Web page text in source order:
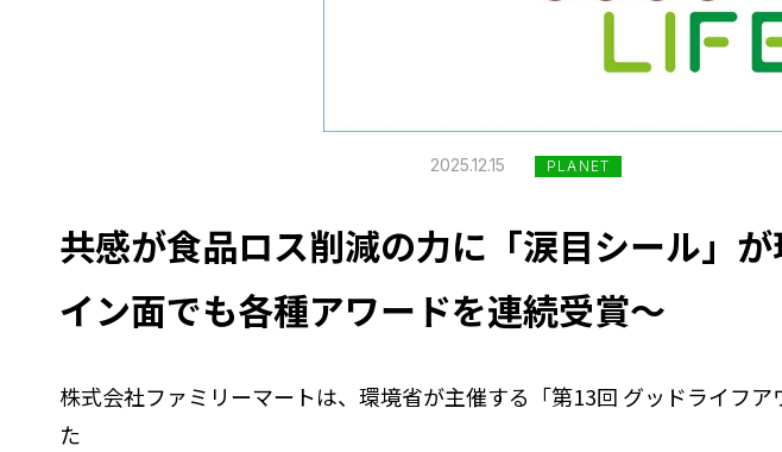
2025.12.15 PLANET
共感が食品ロス削減の力に「涙目シール」
イン面でも各種アワードを連続受賞～
株式会社ファミリーマートは、環境省が主催する「第13回 グッドライフ
た